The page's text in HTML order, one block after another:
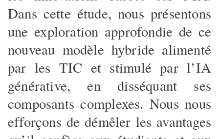
Dans cette étude, nous présentons
une exploration approfondie de ce
nouveau modèle hybride alimenté
par les TIC et stimulé par l’IA
générative, en disséquant ses
composants complexes. Nous nous
efforçons de démêler les avantages